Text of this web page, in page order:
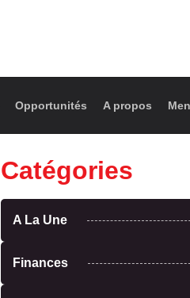
Opportunités A propos
Catégories
A La Une
Finances